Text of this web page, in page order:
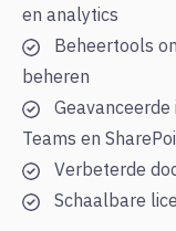
en analytics
Beheertools
beheren
Teams en
Verbeterde
Schaalbare